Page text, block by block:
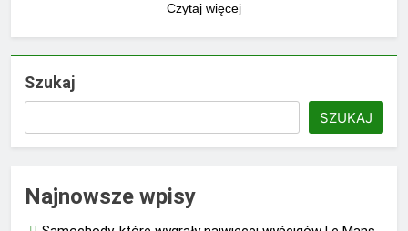
Czytaj więcej
Szukaj
SZUKAJ
Najnowsze wpisy